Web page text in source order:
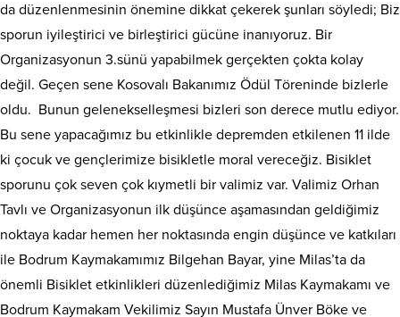
da düzenlenmesinin önemine dikkat çekerek şunları söyledi; Biz
sporun iyileştirici ve birleştirici gücüne inanıyoruz. Bir
Organizasyonun 3.sünü yapabilmek gerçekten çokta kolay
değil. Geçen sene Kosovalı Bakanımız Ödül Töreninde bizlerle
oldu. Bunun gelenekselleşmesi bizleri son derece mutlu ediyor.
Bu sene yapacağımız bu etkinlikle depremden etkilenen 11 ilde
ki çocuk ve gençlerimize bisikletle moral vereceğiz. Bisiklet
sporunu çok seven çok kıymetli bir valimiz var. Valimiz Orhan
Tavlı ve Organizasyonun ilk düşünce aşamasından geldiğimiz
noktaya kadar hemen her noktasında engin düşünce ve katkıları
ile Bodrum Kaymakamımız Bilgehan Bayar, yine Milas’ta da
önemli Bisiklet etkinlikleri düzenlediğimiz Milas Kaymakamı ve
Bodrum Kaymakam Vekilimiz Sayın Mustafa Ünver Böke ve